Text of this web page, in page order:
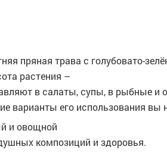
пряная трава с голубовато-
растения –
в салаты, супы, в рыбные и
варианты его использования вы
и овощной
композиций и здоровья.